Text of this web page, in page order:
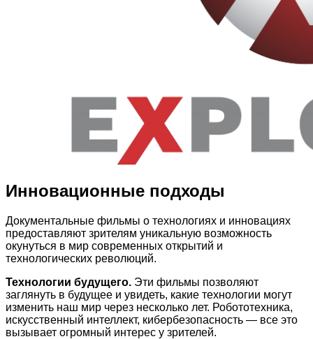
Инновационные подходы
Документальные фильмы о технологиях и инновациях
предоставляют зрителям уникальную возможность
окунуться в мир современных открытий и
технологических революций.
Технологии будущего. Эти фильмы позволяют
заглянуть в будущее и увидеть, какие технологии могут
изменить наш мир через несколько лет. Робототехника,
искусственный интеллект, кибербезопасность — все это
вызывает огромный интерес у зрителей.